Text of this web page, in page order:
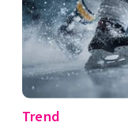
Trend